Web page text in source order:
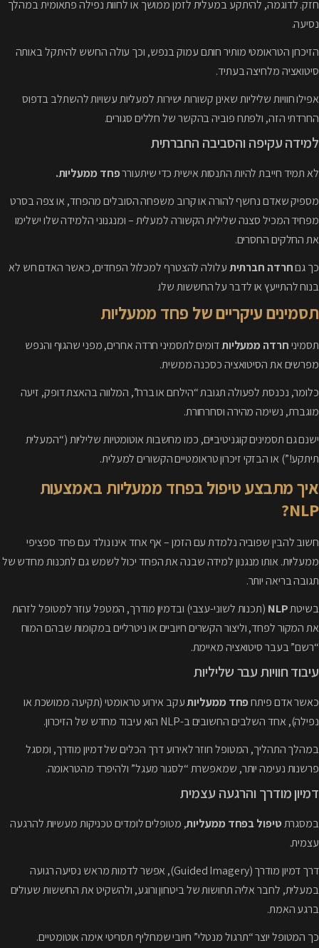
חזק. לדוגמה, להיתקע במעלית לזמן ממושך או לחוות נפילה פתאומית במהלך
נסיעה.
הזיכרון הטראומטי מותיר חותם עמוק בנפש, וכך עולה החשש להיתקל באותה
סיטואציה מלחיצה בעתיד.
אפילו חוויות שליליות שאינן קשורות ישירות למעליות עשויות להשתלב בדפוס
החרדתי הזה, ולפתח פוביה בהקשר של חללים סגורים.
למידה עקיפה והסביבה החברתית
לא תמיד חייבת להיות התנסות אישית כדי שיתעוררפחד ממעליות.
מספיק שאדם נחשף להורה או קרוב משפחה הסובלים מהפחד, או צפה בסרט
מפחיד המכיל סצנה שלילית הקשורה למעלית – ומנגנוני הלמידה שלו ישלימו
את החלקים החסרים.
כך גםחרדה חברתיתעלולה להצטרף למכלול הפחדים, כאשר האדם חש לא
בנוח להתייעץ או לדבר על החששות שלו.
תסמינים עיקריים של פחד ממעליות
תסמיניחרדה ממעליותדומים לתסמיני חרדה אחרים, מפני שהגוף והנפש
מפרשים את הסיטואציה כסכנה ממשית.
כלומר, נכנסת לפעולה תגובת “הילחם או ברח”, המלווה בהאצת דופק, זיעה
מוגברת, נשימה מהירה וסחרחורת.
ישנם גם תסמינים קוגניטיביים, כמו מחשבות אוטומטיות שליליות (“המעלית
תיתקע!”) או הבזקי זיכרון טראומטיים הקשורים למעלית.
איך מתבצע טיפול בפחד ממעליות באמצעות
NLP?
חשוב להבין שפוביה נלמדת עם הזמן – אף אחד אינו נולד עם פחד ספציפי
ממעליות. אותו מנגנון למידה שבנה את הפחד יכול לשמש גם לתכנות מחדש של
תגובה בריאה יותר.
בשיטתNLP (תכנות לשוני-עצבי) ובדמיון מודרך, המטפל עוזר למטופל לזהות
את המקור לפחד, וליצור הקשרים חיוביים או ניטרליים במקומות שבהם המוח
“רשם” בעבר סיטואציה מאיימת.
עיבוד חוויות עבר שליליות
כאשר אדם פיתחפחד ממעליותעקב אירוע טראומטי (תקיעה ממושכת או
נפילה), אחד השלבים החשובים ב-NLP הוא עיבוד מחדש של הזיכרון.
במהלך התהליך, המטופל חוזר לאירוע דרך הכלים של דמיון מודרך, ומסגל
פרשנות נעימה יותר, שמאפשרת “לסגור מעגל” ולהיפרד מהטראומה.
דמיון מודרך והרגעה עצמית
במסגרתטיפול בפחד ממעליות, מטופלים לומדים טכניקות מעשיות להרגעה
עצמית.
דרך דמיון מודרך (Guided Imagery), אפשר לדמות מראש נסיעה רגועה
במעלית, לחבר אליה תחושות של ביטחון ורוגע, ולהשקיט את החששות שעולים
ברגע האמת.
כך המטופל יוצר “תרגול מנטלי” חיובי שמחליף תסריטי אימה אוטומטיים.